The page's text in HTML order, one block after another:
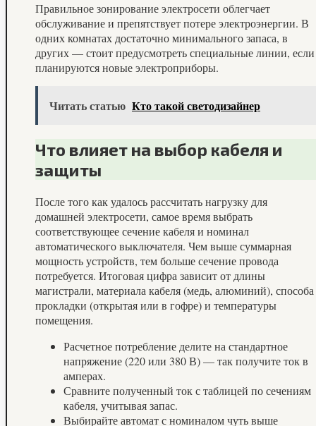
Правильное зонирование электросети облегчает
обслуживание и препятствует потере электроэнергии. В
одних комнатах достаточно минимального запаса, в
других — стоит предусмотреть специальные линии, если
планируются новые электроприборы.
Читать статью Кто такой светодизайнер
Что влияет на выбор кабеля и
защиты
После того как удалось рассчитать нагрузку для
домашней электросети, самое время выбрать
соответствующее сечение кабеля и номинал
автоматического выключателя. Чем выше суммарная
мощность устройств, тем больше сечение провода
потребуется. Итоговая цифра зависит от длины
магистрали, материала кабеля (медь, алюминий), способа
прокладки (открытая или в гофре) и температуры
помещения.
Расчетное потребление делите на стандартное
напряжение (220 или 380 В) — так получите ток в
амперах.
Сравните полученный ток с таблицей по сечениям
кабеля, учитывая запас.
Выбирайте автомат с номиналом чуть выше